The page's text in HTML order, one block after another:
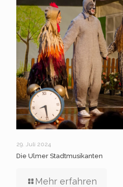
29. Juli 2024
Die Ulmer Stadtmusikanten
Mehr erfahren